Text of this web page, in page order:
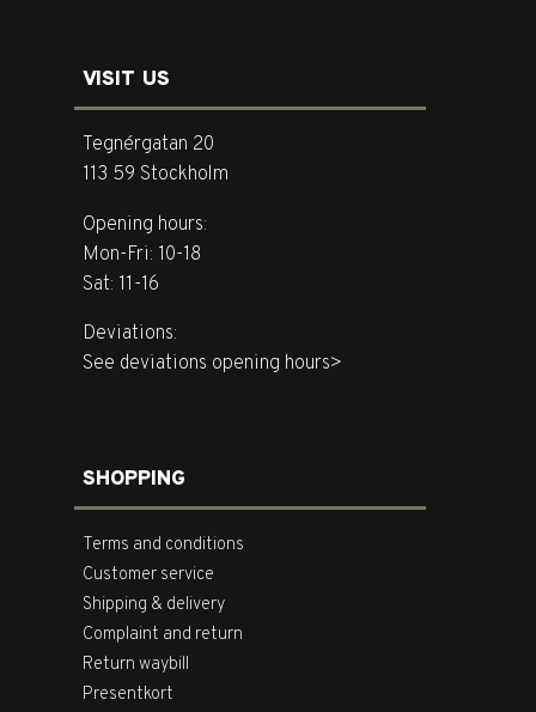
VISIT US
Tegnérgatan 20
113 59 Stockholm
Opening hours:
Mon-Fri: 10-18
Sat: 11-16
Deviations:
See deviations opening hours>
SHOPPING
Terms and conditions
Customer service
Shipping & delivery
Complaint and return
Return waybill
Presentkort